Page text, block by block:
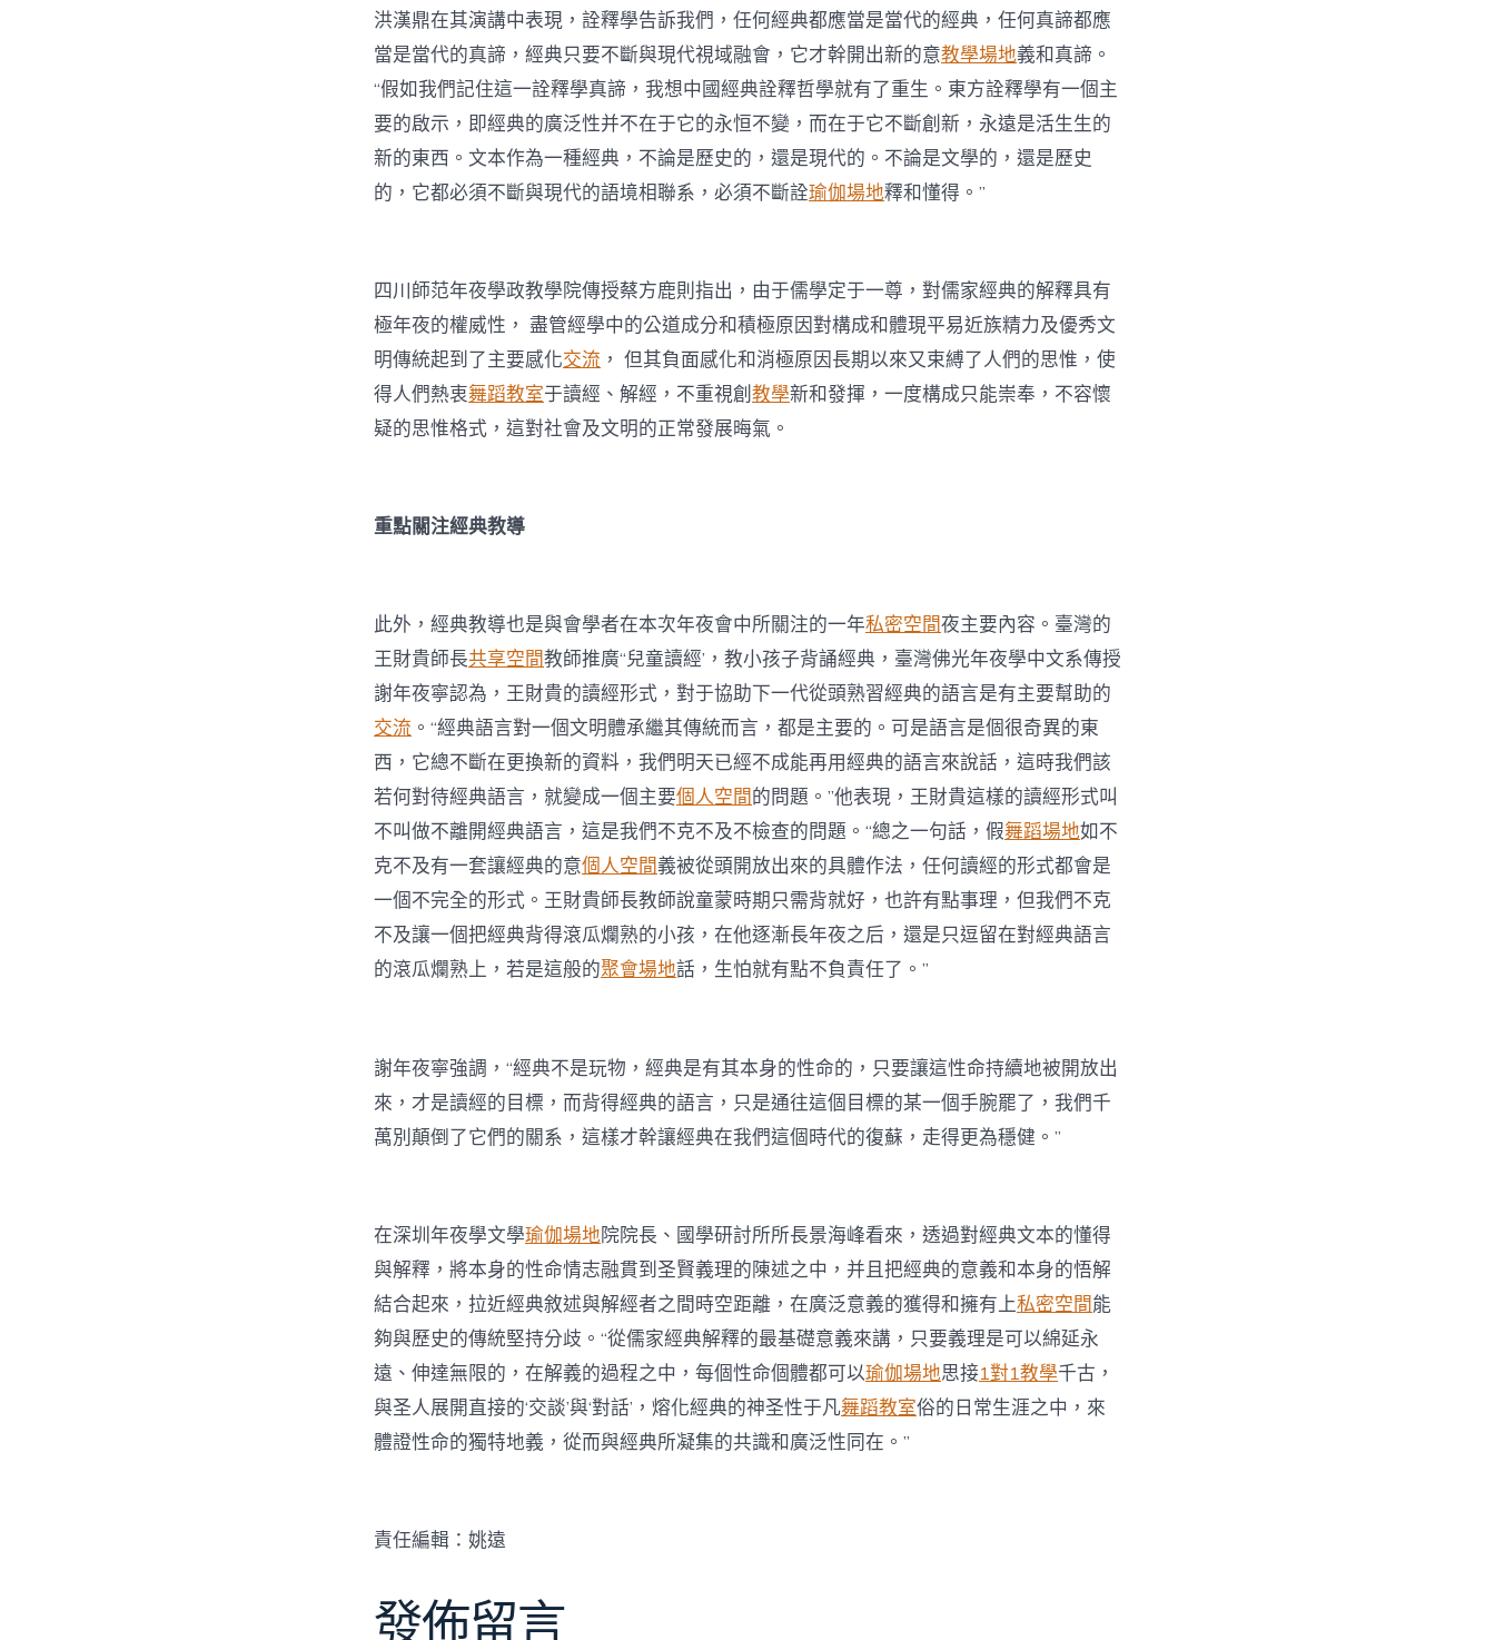
洪漢鼎在其演講中表現，詮釋學告訴我們，任何經典都應當是當代的經典，任何真諦都應
當是當代的真諦，經典只要不斷與現代視域融會，它才幹開出新的意教學場地義和真諦。
“假如我們記住這一詮釋學真諦，我想中國經典詮釋哲學就有了重生。東方詮釋學有一個主
要的啟示，即經典的廣泛性并不在于它的永恒不變，而在于它不斷創新，永遠是活生生的
新的東西。文本作為一種經典，不論是歷史的，還是現代的。不論是文學的，還是歷史
的，它都必須不斷與現代的語境相聯系，必須不斷詮瑜伽場地釋和懂得。”
四川師范年夜學政教學院傳授蔡方鹿則指出，由于儒學定于一尊，對儒家經典的解釋具有
極年夜的權威性， 盡管經學中的公道成分和積極原因對構成和體現平易近族精力及優秀文
明傳統起到了主要感化交流 ， 但其負面感化和消極原因長期以來又束縛了人們的思惟，使
得人們熱衷舞蹈教室于讀經、解經，不重視創教學新和發揮，一度構成只能崇奉，不容懷
疑的思惟格式，這對社會及文明的正常發展晦氣。
重點關注經典教導
此外，經典教導也是與會學者在本次年夜會中所關注的一年私密空間夜主要內容。臺灣的
王財貴師長共享空間教師推廣“兒童讀經’，教小孩子背誦經典，臺灣佛光年夜學中文系傳授
謝年夜寧認為，王財貴的讀經形式，對于協助下一代從頭熟習經典的語言是有主要幫助的
交流 。“經典語言對一個文明體承繼其傳統而言，都是主要的。可是語言是個很奇異的東
西，它總不斷在更換新的資料，我們明天已經不成能再用經典的語言來說話，這時我們該
若何對待經典語言，就變成一個主要個人空間的問題。”他表現，王財貴這樣的讀經形式叫
不叫做不離開經典語言，這是我們不克不及不檢查的問題。“總之一句話，假舞蹈場地如不
克不及有一套讓經典的意個人空間義被從頭開放出來的具體作法，任何讀經的形式都會是
一個不完全的形式。王財貴師長教師說童蒙時期只需背就好，也許有點事理，但我們不克
不及讓一個把經典背得滾瓜爛熟的小孩，在他逐漸長年夜之后，還是只逗留在對經典語言
的滾瓜爛熟上，若是這般的聚會場地話，生怕就有點不負責任了。”
謝年夜寧強調，“經典不是玩物，經典是有其本身的性命的，只要讓這性命持續地被開放出
來，才是讀經的目標，而背得經典的語言，只是通往這個目標的某一個手腕罷了，我們千
萬別顛倒了它們的關系，這樣才幹讓經典在我們這個時代的復蘇，走得更為穩健。”
在深圳年夜學文學瑜伽場地院院長、國學研討所所長景海峰看來，透過對經典文本的懂得
與解釋，將本身的性命情志融貫到圣賢義理的陳述之中，并且把經典的意義和本身的悟解
結合起來，拉近經典敘述與解經者之間時空距離，在廣泛意義的獲得和擁有上私密空間能
夠與歷史的傳統堅持分歧。“從儒家經典解釋的最基礎意義來講，只要義理是可以綿延永
遠、伸達無限的，在解義的過程之中，每個性命個體都可以瑜伽場地思接1對1教學千古，
與圣人展開直接的‘交談’與‘對話’，熔化經典的神圣性于凡舞蹈教室俗的日常生涯之中，來
體證性命的獨特地義，從而與經典所凝集的共識和廣泛性同在。”
責任編輯：姚遠
發佈留言